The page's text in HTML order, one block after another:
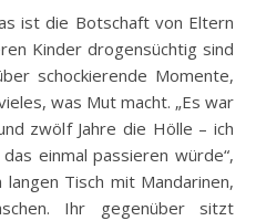
Kinder drogensüchtig sind
schockierende Momente,
was Mut macht. „Es war
zwölf Jahre die Hölle – ich
einmal passieren würde“,
Tisch mit Mandarinen,
Ihr gegenüber sitzt